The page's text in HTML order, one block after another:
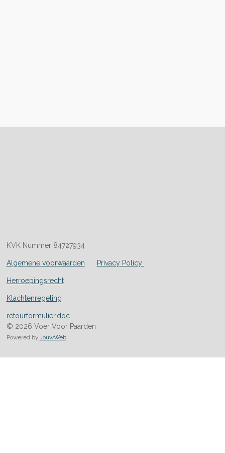
KVK Nummer 84727934
Algemene voorwaarden Privacy Policy
Herroepingsrecht
Klachtenregeling
retourformulier.doc
© 2026 Voer Voor Paarden
Powered by JouwWeb